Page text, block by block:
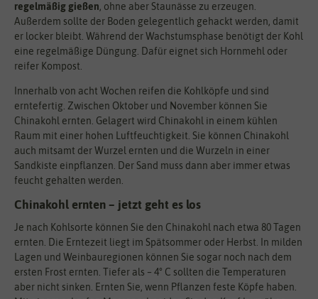
regelmäßig gießen, ohne aber Staunässe zu erzeugen.
Außerdem sollte der Boden gelegentlich gehackt werden, damit
er locker bleibt. Während der Wachstumsphase benötigt der Kohl
eine regelmäßige Düngung. Dafür eignet sich Hornmehl oder
reifer Kompost.
Innerhalb von acht Wochen reifen die Kohlköpfe und sind
erntefertig. Zwischen Oktober und November können Sie
Chinakohl ernten. Gelagert wird Chinakohl in einem kühlen
Raum mit einer hohen Luftfeuchtigkeit. Sie können Chinakohl
auch mitsamt der Wurzel ernten und die Wurzeln in einer
Sandkiste einpflanzen. Der Sand muss dann aber immer etwas
feucht gehalten werden.
Chinakohl ernten – jetzt geht es los
Je nach Kohlsorte können Sie den Chinakohl nach etwa 80 Tagen
ernten. Die Erntezeit liegt im Spätsommer oder Herbst. In milden
Lagen und Weinbauregionen können Sie sogar noch nach dem
ersten Frost ernten. Tiefer als – 4° C sollten die Temperaturen
aber nicht sinken. Ernten Sie, wenn Pflanzen feste Köpfe haben.